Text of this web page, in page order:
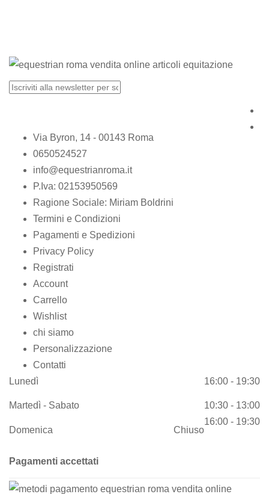
Via Byron, 14 - 00143 Roma
0650524527
info@equestrianroma.it
P.Iva: 02153950569
Ragione Sociale: Miriam Boldrini
Termini e Condizioni
Pagamenti e Spedizioni
Privacy Policy
Registrati
Account
Carrello
Wishlist
chi siamo
Personalizzazione
Contatti
Lunedì
16:00 - 19:30
Martedì - Sabato
10:30 - 13:00
16:00 - 19:30
Domenica Chiuso
Pagamenti accettati